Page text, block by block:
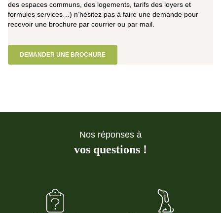
des espaces communs, des logements, tarifs des loyers et
formules services…) n’hésitez pas à faire une demande pour
recevoir une brochure par courrier ou par mail.
DEMANDER UNE BROCHURE
Nos réponses à
vos questions !